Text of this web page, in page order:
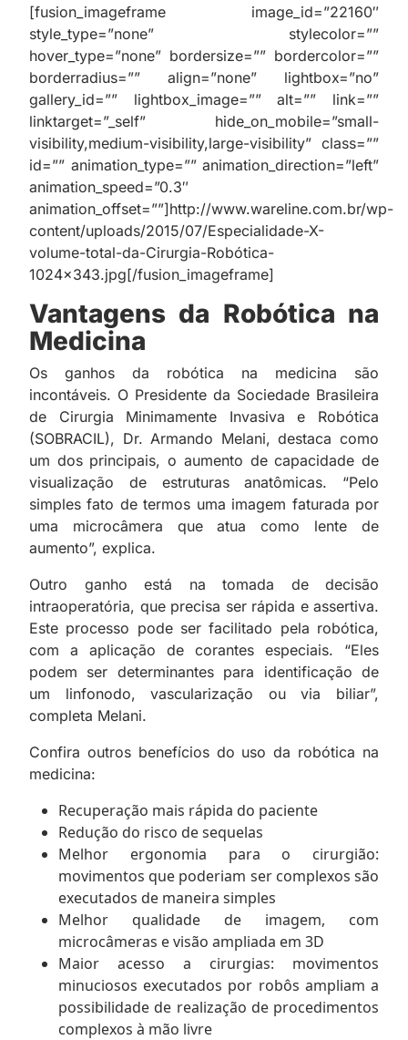
[fusion_imageframe image_id=”22160″
style_type=”none” stylecolor=””
hover_type=”none” bordersize=”” bordercolor=””
borderradius=”” align=”none” lightbox=”no”
gallery_id=”” lightbox_image=”” alt=”” link=””
linktarget=”_self” hide_on_mobile=”small-
visibility,medium-visibility,large-visibility” class=””
id=”” animation_type=”” animation_direction=”left”
animation_speed=”0.3″
animation_offset=””]http://www.wareline.com.br/wp-
content/uploads/2015/07/Especialidade-X-
volume-total-da-Cirurgia-Robótica-
1024×343.jpg[/fusion_imageframe]
Vantagens da Robótica na
Medicina
Os ganhos da robótica na medicina são
incontáveis. O Presidente da Sociedade Brasileira
de Cirurgia Minimamente Invasiva e Robótica
(SOBRACIL), Dr. Armando Melani, destaca como
um dos principais, o aumento de capacidade de
visualização de estruturas anatômicas. “Pelo
simples fato de termos uma imagem faturada por
uma microcâmera que atua como lente de
aumento”, explica.
Outro ganho está na tomada de decisão
intraoperatória, que precisa ser rápida e assertiva.
Este processo pode ser facilitado pela robótica,
com a aplicação de corantes especiais. “Eles
podem ser determinantes para identificação de
um linfonodo, vascularização ou via biliar”,
completa Melani.
Confira outros benefícios do uso da robótica na
medicina:
Recuperação mais rápida do paciente
Redução do risco de sequelas
Melhor ergonomia para o cirurgião:
movimentos que poderiam ser complexos são
executados de maneira simples
Melhor qualidade de imagem, com
microcâmeras e visão ampliada em 3D
Maior acesso a cirurgias: movimentos
minuciosos executados por robôs ampliam a
possibilidade de realização de procedimentos
complexos à mão livre